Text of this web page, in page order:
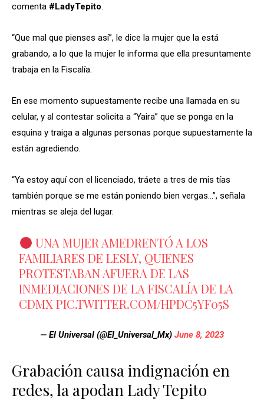
comenta #LadyTepito
“Que mal que pienses así”, le dice la mujer que la está
grabando, a lo que la mujer le informa que ella presuntamente
trabaja en la Fiscalía.
En ese momento supuestamente recibe una llamada en su
celular, y al contestar solicita a “Yaira” que se ponga en la
esquina y traiga a algunas personas porque supuestamente la
están agrediendo.
“Ya estoy aquí con el licenciado, tráete a tres de mis tías
también porque se me están poniendo bien vergas…”, señala
mientras se aleja del lugar.
UNA MUJER AMEDRENTÓ A LOS
FAMILIARES DE LESLY, QUIENES
PROTESTABAN AFUERA DE LAS
INMEDIACIONES DE LA FISCALÍA DE LA
CDMXPIC.TWITTER.COM/HPDC5YF05S
— El Universal (@El_Universal_Mx) June 8, 2023
Grabación causa indignación en
redes, la apodan Lady Tepito